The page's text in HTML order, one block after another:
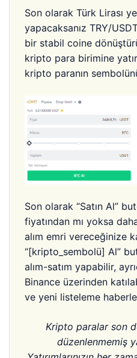
Son olarak Türk Lirası
yapacaksanız TRY/
bir stabil coine
kripto para birimine
kripto paranın
Son olarak “Satın Al”
fiyatından mı yoksa
alım emri vereceğinize
“[kripto_sembolü] Al”
alım-satım yapabilir,
Binance üzerinden
ve yeni listeleme
Kripto paralar son
düzenlenmemiş